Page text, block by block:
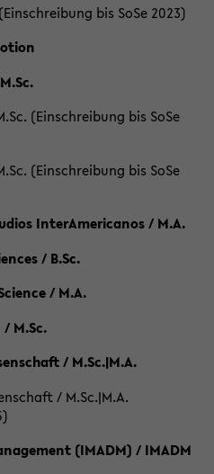
bis SoSe 2023)
(Einschreibung bis SoSe
(Einschreibung bis SoSe
InterAmericanos / M.A.
/ B.Sc.
/ M.A.
M.Sc.
/ M.Sc.|M.A.
/ M.Sc.|M.A.
(IMADM) / IMADM